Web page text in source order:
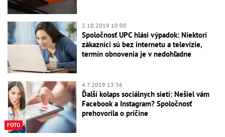
2.10.2019 10:00
Spoločnosť UPC hlási výpadok: Niektorí
zákazníci sú bez internetu a televízie,
termín obnovenia je v nedohľadne
FOTO
4.7.2019 13:36
Ďalší kolaps sociálnych sietí: Nešiel vám
Facebook a Instagram? Spoločnosť
prehovorila o príčine